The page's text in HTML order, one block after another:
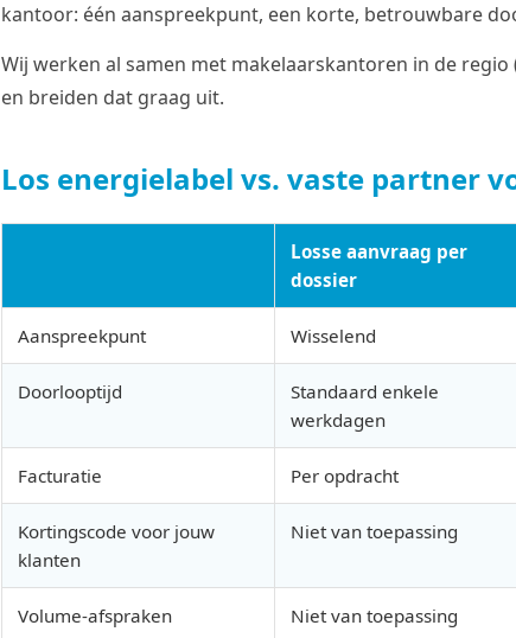
kantoor: één aanspreekpunt, een korte, betrouwbare
Wij werken al samen met makelaarskantoren in de regio
en breiden dat graag uit.
Los energielabel vs. vaste partner
Losse aanvraag per
dossier
Aanspreekpunt Wisselend
Doorlooptijd
Standaard enkele
werkdagen
Facturatie Per opdracht
Kortingscode voor jouw
klanten
Niet van toepassing
Volume-afspraken Niet van toepassing